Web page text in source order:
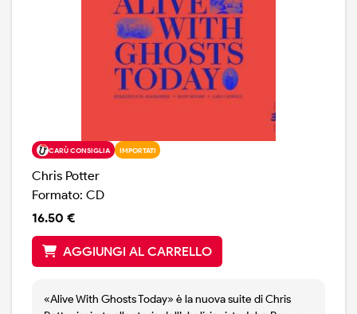
CARÙ CONSIGLIA IMPORTATI
Chris Potter
Formato: CD
16.50 €
AGGIUNGI AL CARRELLO
«Alive With Ghosts Today» è la nuova suite di Chris